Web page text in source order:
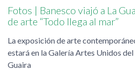
Fotos | Banesco viajó a La
de arte “Todo llega al mar”
La exposición de arte
estará en la Galería Artes Unidos
Guaira